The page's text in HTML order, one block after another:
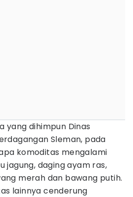
yang dihimpun Dinas
Sleman, pada
komoditas mengalami
jagung, daging ayam ras,
merah dan bawang putih.
lainnya cenderung